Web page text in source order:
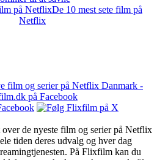
De 10 mest sete film på
Netflix
film og serier på Netflix Danmark -
på Facebook
de nyeste film og serier på Netflix
tiden deres udvalg og hver dag
På Flixfilm kan du